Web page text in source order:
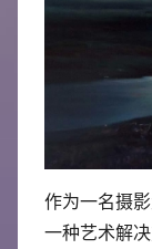
作为一名摄
一种艺术解